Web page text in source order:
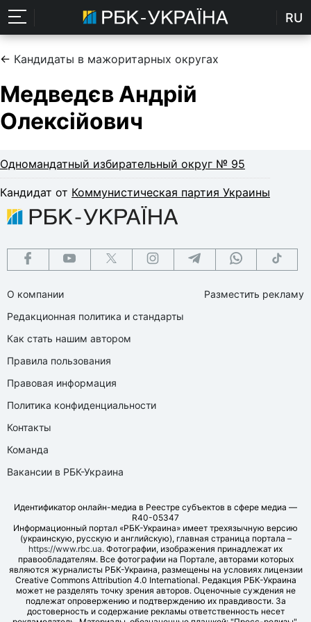
RU
← Кандидаты в мажоритарных округах
Медведєв Андрій
Олексійович
Одномандатный избирательный округ № 95
Кандидат от Коммунистическая партия Украины
О компании
Редакционная политика и стандарты
Как стать нашим автором
Правила пользования
Правовая информация
Политика конфиденциальности
Контакты
Команда
Вакансии в РБК-Украина
Разместить рекламу
Идентификатор онлайн-медиа в Реестре субъектов в сфере медиа —
R40-05347
Информационный портал «РБК-Украина» имеет трехязычную версию
(украинскую, русскую и английскую), главная страница портала –
https://www.rbc.ua. Фотографии, изображения принадлежат их
правообладателям. Все фотографии на Портале, авторами которых
являются журналисты РБК-Украина, размещены на условиях лицензии
Creative Commons Attribution 4.0 International. Редакция РБК-Украина
может не разделять точку зрения авторов. Оценочные суждения не
подлежат опровержению и подтверждению их правдивости. За
достоверность и содержание рекламы ответственность несет